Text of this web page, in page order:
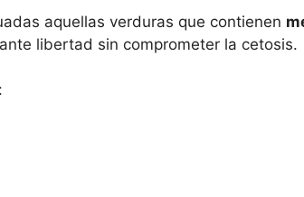
aquellas verduras que contienen
libertad sin comprometer la cetosis.